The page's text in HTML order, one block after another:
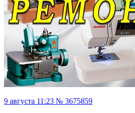
9 августа 11:23 № 3675859